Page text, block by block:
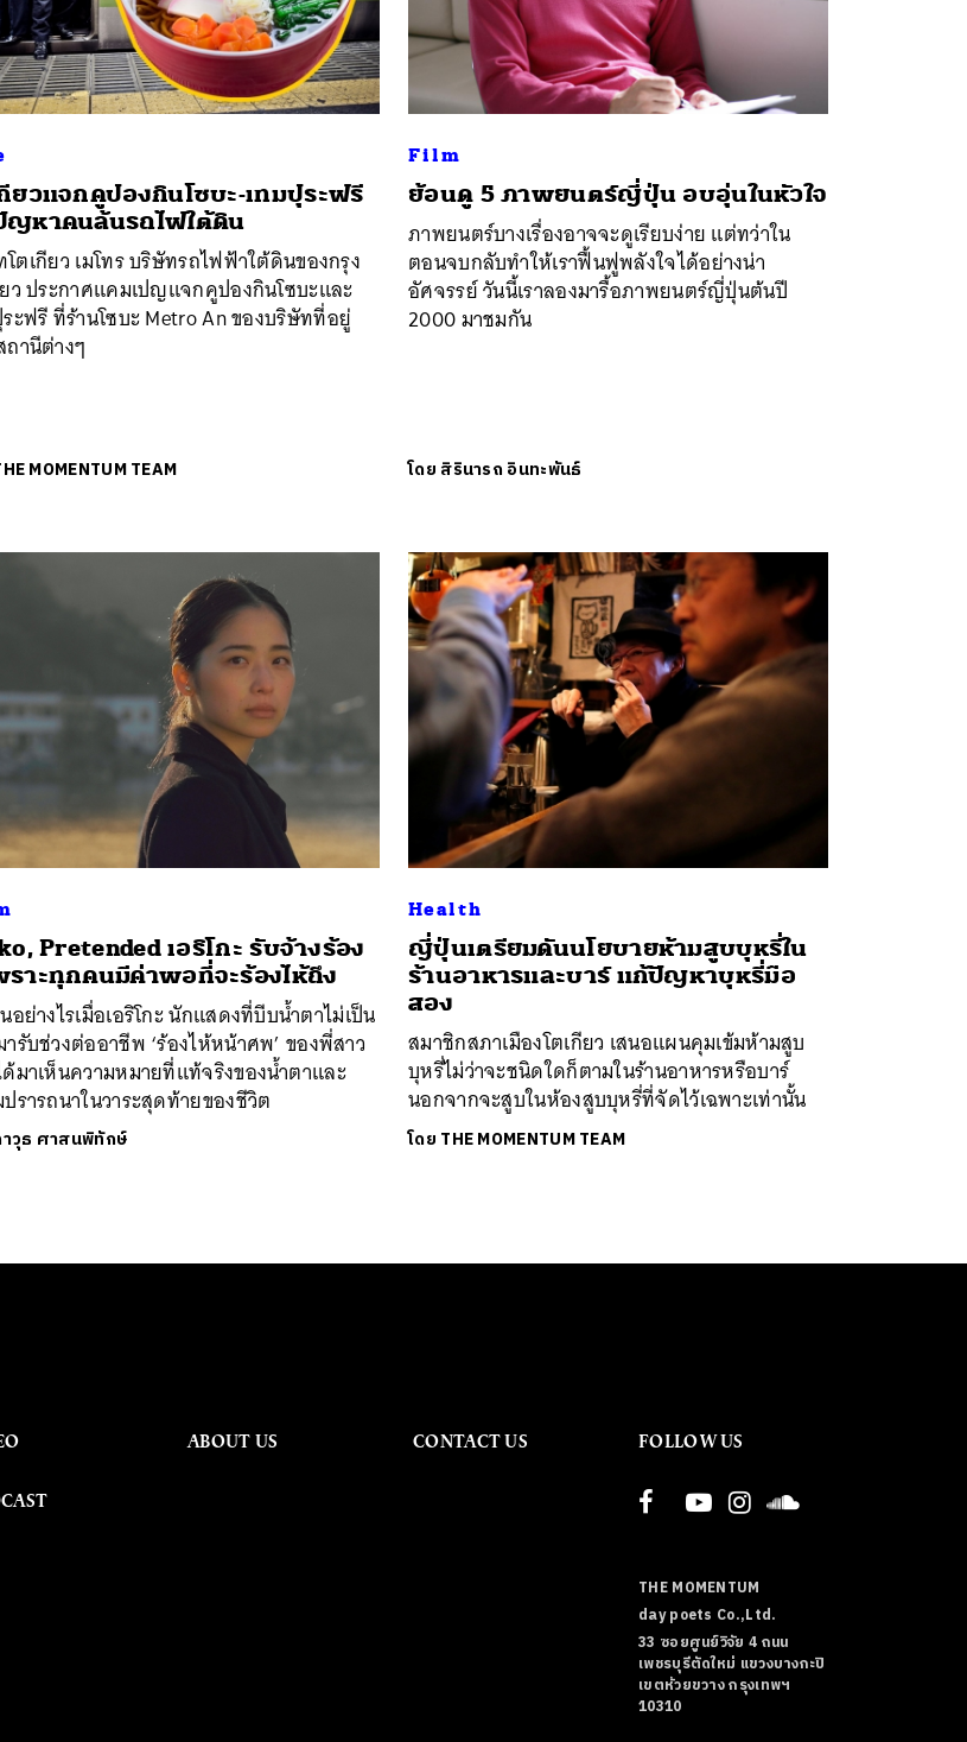
ยวแจกคูปองกินโซบะ-เทมปุระฟรี
ญหาคนล้นรถไฟใต้ดิน
ตเกียว เมโทร บริษัทรถไฟฟ้าใต้ดินของกรุง
ว ประกาศแคมเปญแจกคูปองกินโซบะและ
ะฟรี ที่ร้านโซบะ Metro An ของบริษัทที่อยู่
านีต่างๆ
MOMENTUM TEAM
Film
ย้อนดู 5 ภาพยนตร์ญี่ปุ่น อบอุ่นในหัวใจ
ภาพยนตร์บางเรื่องอาจจะดูเรียบง่าย แต่ทว่าใน
ตอนจบกลับทำให้เราฟื้นฟูพลังใจได้อย่างน่า
อัศจรรย์ วันนี้เราลองมารื้อภาพยนตร์ญี่ปุ่นต้นปี
2000 มาชมกัน
โดย สิรินารถ อินทะพันธ์
Pretended เอริโกะ รับจ้างร้อง
าะทุกคนมีค่าพอที่จะร้องไห้ถึง
อย่างไรเมื่อเอริโกะ นักแสดงที่บีบน้ำตาไม่เป็น
รับช่วงต่ออาชีพ ‘ร้องไห้หน้าศพ’ ของพี่สาว
มาเห็นความหมายที่แท้จริงของน้ำตาและ
รารถนาในวาระสุดท้ายของชีวิต
วุธ ศาสนพิทักษ์
Health
ญี่ปุ่นเตรียมดันนโยบายห้ามสูบบุหรี่ใน
ร้านอาหารและบาร์ แก้ปัญหาบุหรี่มือ
สอง
สมาชิกสภาเมืองโตเกียว เสนอแผนคุมเข้มห้ามสูบ
บุหรี่ไม่ว่าจะชนิดใดก็ตามในร้านอาหารหรือบาร์
นอกจากจะสูบในห้องสูบบุหรี่ที่จัดไว้เฉพาะเท่านั้น
โดย THE MOMENTUM TEAM
ABOUT US CONTACT US FOLLOW US
THE MOMENTUM
day poets Co.,Ltd.
33 ซอยศูนย์วิจัย 4 ถนน
เพชรบุรีตัดใหม่ แขวงบางกะปิ
เขตห้วยขวาง กรุงเทพฯ
10310
SHARE TWEET LINE